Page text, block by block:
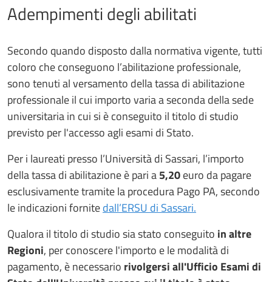
Adempimenti degli abilitati
Secondo quando disposto dalla normativa vigente, tutti
coloro che conseguono l’abilitazione professionale,
sono tenuti al versamento della tassa di abilitazione
professionale il cui importo varia a seconda della sede
universitaria in cui si è conseguito il titolo di studio
previsto per l'accesso agli esami di Stato.
Per i laureati presso l’Università di Sassari, l’importo
della tassa di abilitazione è pari a5,20euro da pagare
esclusivamente tramite la procedura Pago PA, secondo
le indicazioni fornitedall’ERSU di Sassari.
Qualora il titolo di studio sia stato conseguito in altre
Regioni, per conoscere l'importo e le modalità di
pagamento, è necessario rivolgersi all'Ufficio Esami di